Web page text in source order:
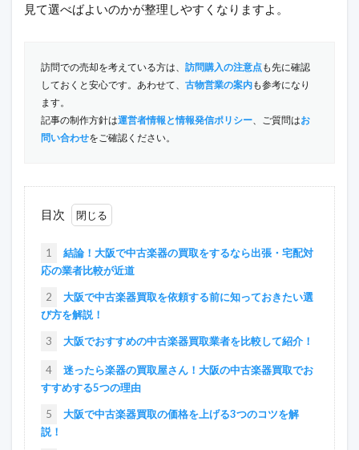
見て選べばよいのかが整理しやすくなりますよ。
訪問での売却を考えている方は、 訪問購入の注意点も先に確認
しておくと安心です。あわせて、 古物営業の案内も参考になり
ます。
記事の制作方針は運営者情報と情報発信ポリシー、ご質問はお
問い合わせをご確認ください。
目次
1
結論！大阪で中古楽器の買取をするなら出張・宅配対
応の業者比較が近道
2
大阪で中古楽器買取を依頼する前に知っておきたい選
び方を解説！
3 大阪でおすすめの中古楽器買取業者を比較して紹介！
4
迷ったら楽器の買取屋さん！大阪の中古楽器買取でお
すすめする5つの理由
5
大阪で中古楽器買取の価格を上げる3つのコツを解
説！